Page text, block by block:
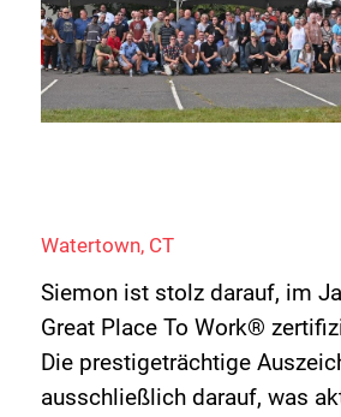
Watertown, CT
Siemon ist stolz darauf, im
Great Place To Work®
Die prestigeträchtige
ausschließlich darauf, was